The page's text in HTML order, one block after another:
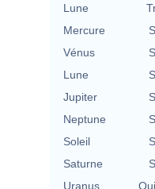
Lune
Mercure
Vénus
Lune
Jupiter
Neptune
Soleil
Saturne
Uranus